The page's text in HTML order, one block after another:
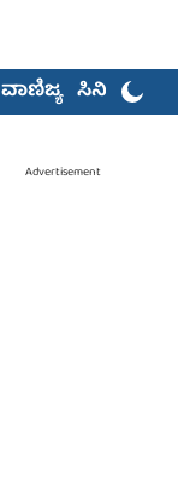
ವಾಣಿಜ್ಯ ಸಿನಿಮಾ
Advertisement